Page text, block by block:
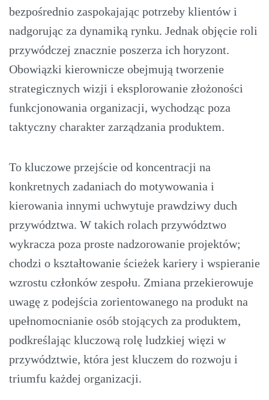
bezpośrednio zaspokajając potrzeby klientów i
nadgorując za dynamiką rynku. Jednak objęcie roli
przywódczej znacznie poszerza ich horyzont.
Obowiązki kierownicze obejmują tworzenie
strategicznych wizji i eksplorowanie złożoności
funkcjonowania organizacji, wychodząc poza
taktyczny charakter zarządzania produktem.
To kluczowe przejście od koncentracji na
konkretnych zadaniach do motywowania i
kierowania innymi uchwytuje prawdziwy duch
przywództwa. W takich rolach przywództwo
wykracza poza proste nadzorowanie projektów;
chodzi o kształtowanie ścieżek kariery i wspieranie
wzrostu członków zespołu. Zmiana przekierowuje
uwagę z podejścia zorientowanego na produkt na
upełnomocnianie osób stojących za produktem,
podkreślając kluczową rolę ludzkiej więzi w
przywództwie, która jest kluczem do rozwoju i
triumfu każdej organizacji.